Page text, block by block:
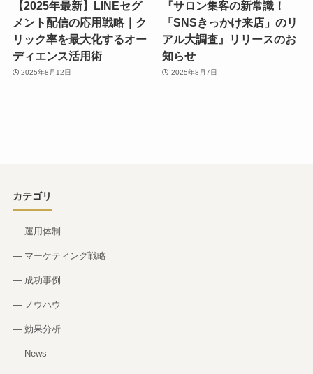
【2025年最新】LINEセグ
メント配信の応用戦略｜ク
リック率を最大化するオー
ディエンス活用術
2025年8月12日
『サロン集客の新常識！
「SNSきっかけ来店」のリ
アル大調査』リリースのお
知らせ
2025年8月7日
カテゴリ
— 運用体制
— マーケティング戦略
— 成功事例
— ノウハウ
— 効果分析
— News